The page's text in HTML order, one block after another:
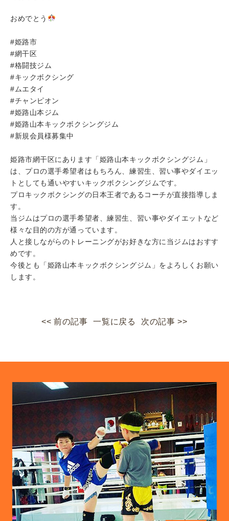
おめでとう
#姫路市
#網干区
#格闘技ジム
#キックボクシング
#ムエタイ
#チャンピオン
#姫路山本ジム
#姫路山本キックボクシングジム
#新規会員様募集中
姫路市網干区にあります「姫路山本キックボクシングジム」
は、プロの選手希望者はもちろん、練習生、習い事やダイエッ
トとしても通いやすいキックボクシングジムです。
プロキックボクシングの日本王者であるコーチが直接指導しま
す。
当ジムはプロの選手希望者、練習生、習い事やダイエットなど
様々な目的の方が通っています。
人と接しながらのトレーニングがお好きな方に当ジムはおすす
めです。
今後とも「姫路山本キックボクシングジム」をよろしくお願い
します。
<< 前の記事 一覧に戻る 次の記事 >>